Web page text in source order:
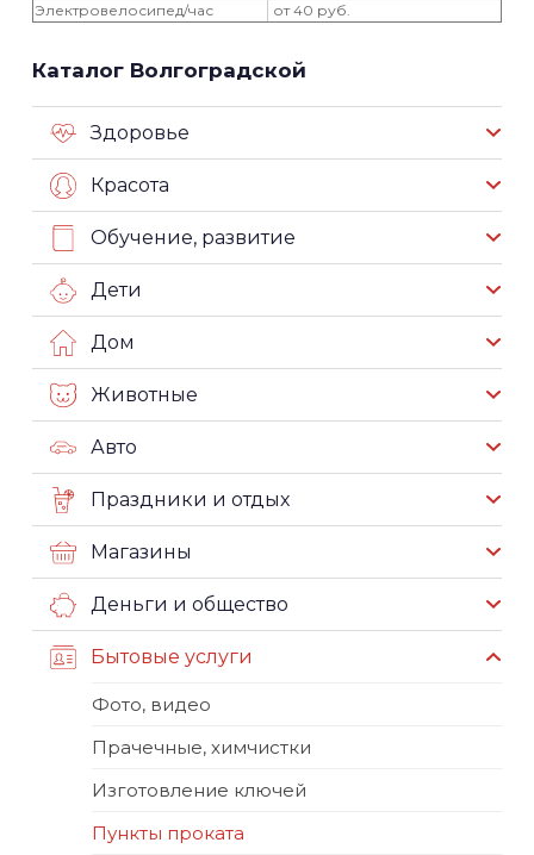
Электровелосипед/час
от 40 руб.
Каталог Волгоградской
Здоровье
Красота
Обучение, развитие
Дети
Дом
Животные
Авто
Праздники и отдых
Магазины
Деньги и общество
Бытовые услуги
Фото, видео
Прачечные, химчистки
Изготовление ключей
Пункты проката